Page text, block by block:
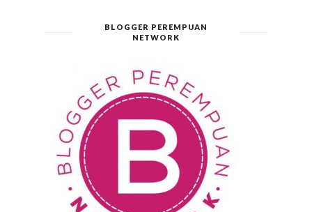
BLOGGER PEREMPUAN
NETWORK